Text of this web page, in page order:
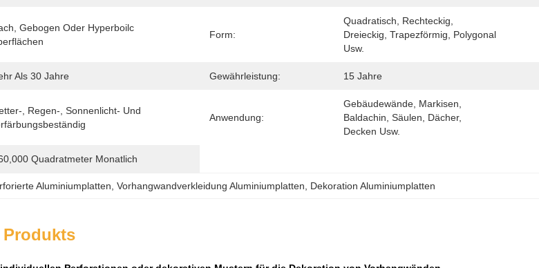
Gebogen Oder Hyperboilc
Form:
Quadratisch, Rechteckig,
Dreieckig, Trapezförmig, Polygonal
Usw.
Als 30 Jahre Gewährleistung: 15 Jahre
, Regen-, Sonnenlicht- Und
Anwendung:
Gebäudewände, Markisen,
Baldachin, Säulen, Dächer,
Decken Usw.
Quadratmeter Monatlich
Aluminiumplatten , Vorhangwandverkleidung Aluminiumplatten Dekoration Aluminiumplatten
Produkts